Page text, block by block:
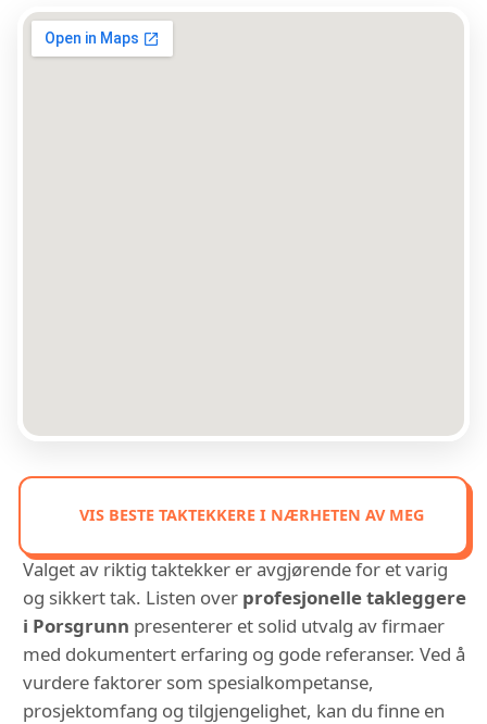
VIS BESTE TAKTEKKERE I NÆRHETEN AV MEG
Valget av riktig taktekker er avgjørende for et varig
og sikkert tak. Listen over profesjonelle takleggere
i Porsgrunn presenterer et solid utvalg av firmaer
med dokumentert erfaring og gode referanser. Ved å
vurdere faktorer som spesialkompetanse,
prosjektomfang og tilgjengelighet, kan du finne en